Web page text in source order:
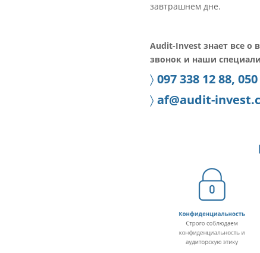
завтрашнем дне.
Audit-Invest знает все о
звонок и наши
〉 097 338 12 88,
〉 af@audit-